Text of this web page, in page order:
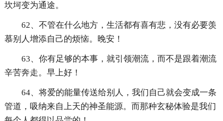
坎坷变为通途。
62、不管在什么地方，生活都有喜有悲，没有必要羡
慕别人增添自己的烦恼。晚安！
63、你有足够的本事，就引领潮流，而不是跟着潮流
辛苦奔走。早上好！
64、将爱的能量传送给别人，我们自己就会变成一条
管道，吸纳来自上天的神圣能源。而那种玄秘体验是我们